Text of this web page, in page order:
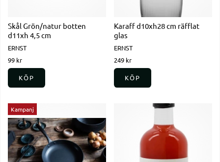
Skål Grön/natur botten
d11xh 4,5 cm
ERNST
99 kr
KÖP
Karaff d10xh28 cm räfflat
glas
ERNST
249 kr
KÖP
Kampanj